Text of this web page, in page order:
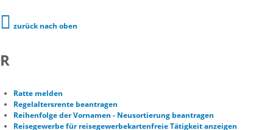
zurück nach oben
R
Ratte melden
Regelaltersrente beantragen
Reihenfolge der Vornamen - Neusortierung beantragen
Reisegewerbe für reisegewerbekartenfreie Tätigkeit anzeigen